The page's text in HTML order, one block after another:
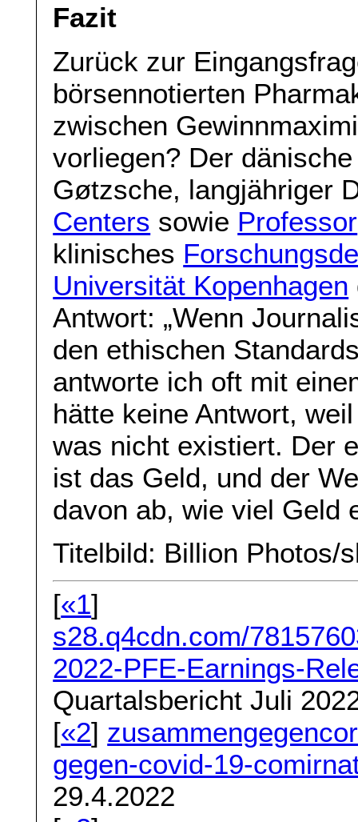
Fazit
Zurück zur
börsennotierten
zwischen
vorliegen? Der
Gøtzsche, langjähriger
Centers sowie Professor
klinisches
Universität Kopenhagen
Antwort: „Wenn
den ethischen
antworte ich oft mit
hätte keine Antwort,
was nicht existiert. Der
ist das Geld, und der
davon ab, wie viel Geld
Titelbild: Billion Photos/
[«1]
s28.q4cdn.com/
2022-PFE-Earnings-
Quartalsbericht Juli
[«2]
gegen-covid-19-
29.4.2022